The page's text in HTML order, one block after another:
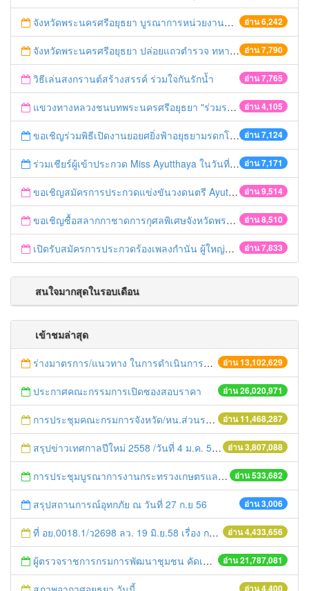
อ่าน 6,242
จังหวัดพระนครศรีอยุธยา บูรณาการหน่วยงานที่เกี่ยวข้อง ลงพื้นที่จัดระเบียบและดำเนินมาตรการตามบทลงโทษสูงสุดกับผู้ประกอบการร้านค้าที่ยังฝ่าฝืนตั้งร้านค้ารุกล้ำเขตพื้นที่ทางหลวง เตรียมความปลอดภัยก่อนเทศกาลสงกรานต์
อ่าน 7,790
จังหวัดพระนครศรีอยุธยา ปล่อยแถวตำรวจ ทหาร ฝ่ายปกครอง กว่า 100 นาย ตรวจเข้มท่ารถสาธารณะ สถานีขนส่งรถโดยสาร วินรถตู้ และสถานีรถไฟ เตรียมรับมือเทศกาลสงกรานต์
อ่าน 7,765
วิธีเล่นสงกรานต์สร้างสรรค์ ร่วมใจกันรักน้ำ
อ่าน 4,105
แขวงทางหลวงชนบทพระนครศรีอยุธยา "ร่วมรณรงค์ ขับช้า เปิดไฟหน้า คาดเข็มขัด" เทศกาลสงกรานต์ ปี 2561
อ่าน 7,124
ขอเชิญร่วมพิธีเปิดงานยอยศยิ่งฟ้าอยุธยามรดกโลก
อ่าน 7,171
ร่วมเชียร์ผู้เข้าประกวด Miss Ayutthaya ในวันที่ 15 ธันวาคม 2560
อ่าน 9,514
ขอเชิญสมัครการประกวดแข่งขันวงดนตรี Ayutthaya battle of the bands
อ่าน 8,510
ขอเชิญซื้อสลากกาชาดการกุศลพิเศษจังหวัดพระนครศรีอยุธยา 2560
อ่าน 7,833
เปิดรับสมัครการประกวดร้องเพลงกำนัน ผู้ใหญ่บ้าน ฯลฯ
สนใจมากสุดในรอบเดือน
เข้าชมล่าสุด
อ่าน 13,102,629
ร่างมาตรการ/แนวทาง ในการดำเนินการประกอบการตรวจราชการแบบบูรณาการ
อ่าน 26,020,971
ประกาศคณะกรรมการเปิดซองสอบราคา
อ่าน 11,468,287
การประชุมคณะกรมการจังหวัด/หน.ส่วนราชการประจำเดือน มิถุนายน 2558
อ่าน 3,807,088
สรุปข่าวเทศกาลปีใหม่ 2558 /วันที่ 4 ม.ค. 58
อ่าน 533,682
การประชุมบูรณาการงานกระทรวงเกษตรและสหกรณ์สู่การปฏิบัติในระดับพื้นที่ ครั้งที่1/2558
อ่าน 3,006
สรุปสถานการณ์อุทกภัย ณ วันที่ 27 ก.ย 56
อ่าน 4,433,656
ที่ อย.0018.1/ว2698 ลว. 19 มิ.ย.58 เรื่อง การแก้ไขปัญหาหนี้สินให้แก่เกษตรกร
อ่าน 21,787,081
ผู้ตรวจราชการกรมการพัฒนาชุมชน คัดเลือกข้าราชการและลูกจ้างดีเด่น และหน่วยงานพัฒนาชุมชนใสสะอาด ประจำปี ๒๕๕๔
อ่าน 4,400